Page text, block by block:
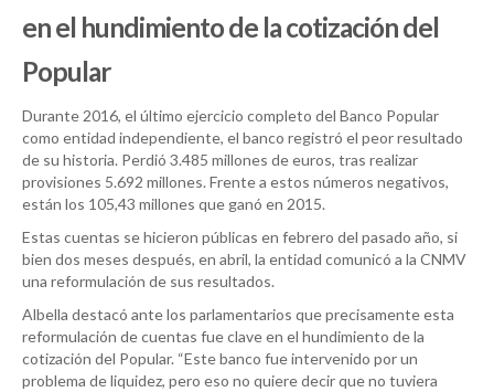
en el hundimiento de la cotización del
Popular
Durante 2016, el último ejercicio completo del Banco Popular
como entidad independiente, el banco registró el peor resultado
de su historia. Perdió 3.485 millones de euros, tras realizar
provisiones 5.692 millones. Frente a estos números negativos,
están los 105,43 millones que ganó en 2015.
Estas cuentas se hicieron públicas en febrero del pasado año, si
bien dos meses después, en abril, la entidad comunicó a la CNMV
una reformulación de sus resultados.
Albella destacó ante los parlamentarios que precisamente esta
reformulación de cuentas fue clave en el hundimiento de la
cotización del Popular. “Este banco fue intervenido por un
problema de liquidez, pero eso no quiere decir que no tuviera